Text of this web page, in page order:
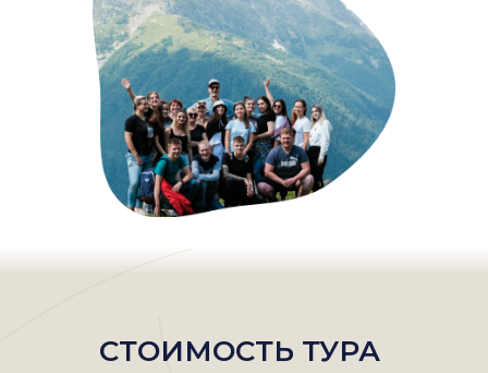
СТОИМОСТЬ ТУРА